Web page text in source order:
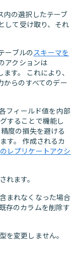
の選択したテーブ
して受け取り、それ
ーブルのスキーマを
アクションは
す。 これにより、
らのすべてのデー
フィールド値を内部
することで機能し
度の損失を避ける
す。 作成されるカ
レプリケートアクシ
ます。
まれなくなった場合
存のカラムを削除す
を変更しません。